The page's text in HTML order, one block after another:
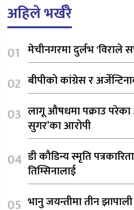
अहिले भर्खरै
मेचीनगरमा दुर्लभ 'विराले
बीपीको कांग्रेस र
लागू औषधमा पक्राउ परेका
सुगर’का आरोपी
डी कौडिन्य स्मृति
तिम्सिनालाई
भानु जयन्तीमा तीन झापाली